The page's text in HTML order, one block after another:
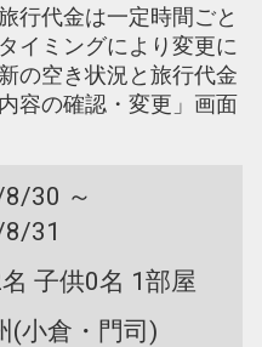
行代金は一定時間ごと
イミングにより変更に
の空き状況と旅行代金
容の確認・変更」画面
30 ～
31
子供0名 1部屋
(小倉・門司)